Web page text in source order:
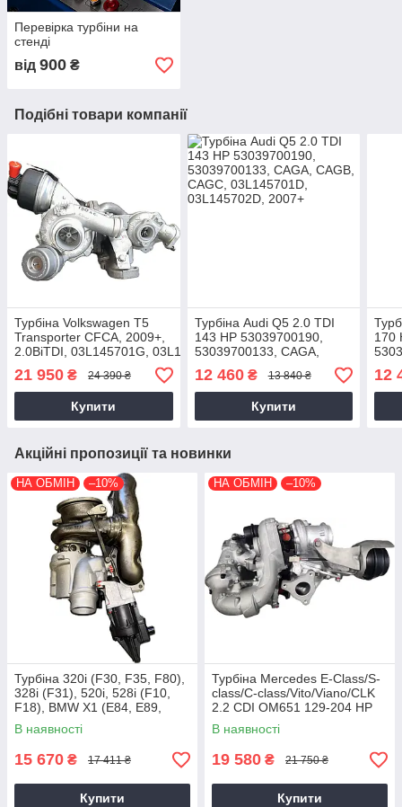
Перевірка турбіни на
стенді
від 900 ₴
Подібні товари компанії
Турбіна Volkswagen T5
Transporter CFCA, 2009+,
2.0BiTDI, 03L145701G, 03L145715J, 10009700098
21 950 ₴ 24 390 ₴
Купити
Турбіна Audi Q5 2.0 TDI
143 HP 53039700190,
53039700133, CAGA,
03L145701D, 03L145702D,
2007+
12 460₴ 13 840 ₴
Купити
170
12
Акційні пропозиції та новинки
НА ОБМІН –10%
Турбіна 320i (F30, F35, F80),
328i (F31), 520i, 528i (F10,
F18), BMW X1 (E84, E89,
F25) N20B20, 2011+, 2.0 L
В наявності
15 670 ₴ 17 411 ₴
Купити
НА ОБМІН –10%
Турбіна Mercedes E-Class/S-
class/C-class/Vito/Viano/CLK
2.2 CDI OM651 129-204 HP
В наявності
19 580 ₴ 21 750 ₴
Купити